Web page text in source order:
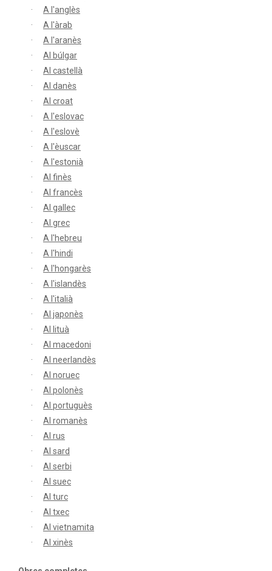
A l'anglès
A l'àrab
A l'aranès
Al búlgar
Al castellà
Al danès
Al croat
A l'eslovac
A l'eslovè
A l'èuscar
A l'estonià
Al finès
Al francès
Al gallec
Al grec
A l'hebreu
A l'hindi
A l'hongarès
A l'islandès
A l'italià
Al japonès
Al lituà
Al macedoni
Al neerlandès
Al noruec
Al polonès
Al portuguès
Al romanès
Al rus
Al sard
Al serbi
Al suec
Al turc
Al txec
Al vietnamita
Al xinès